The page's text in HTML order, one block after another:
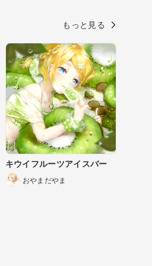
もっと見る
キウイフルーツアイスバー
おやまだやま